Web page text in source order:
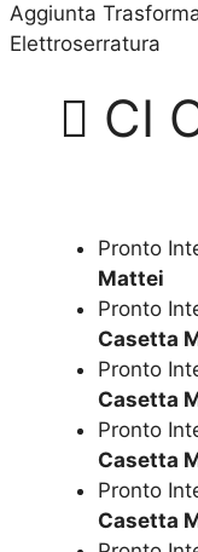
Aggiunta
Elettroserratura
CI
Pronto
Mattei
Pronto
Casetta
Pronto
Casetta
Pronto
Casetta
Pronto
Casetta